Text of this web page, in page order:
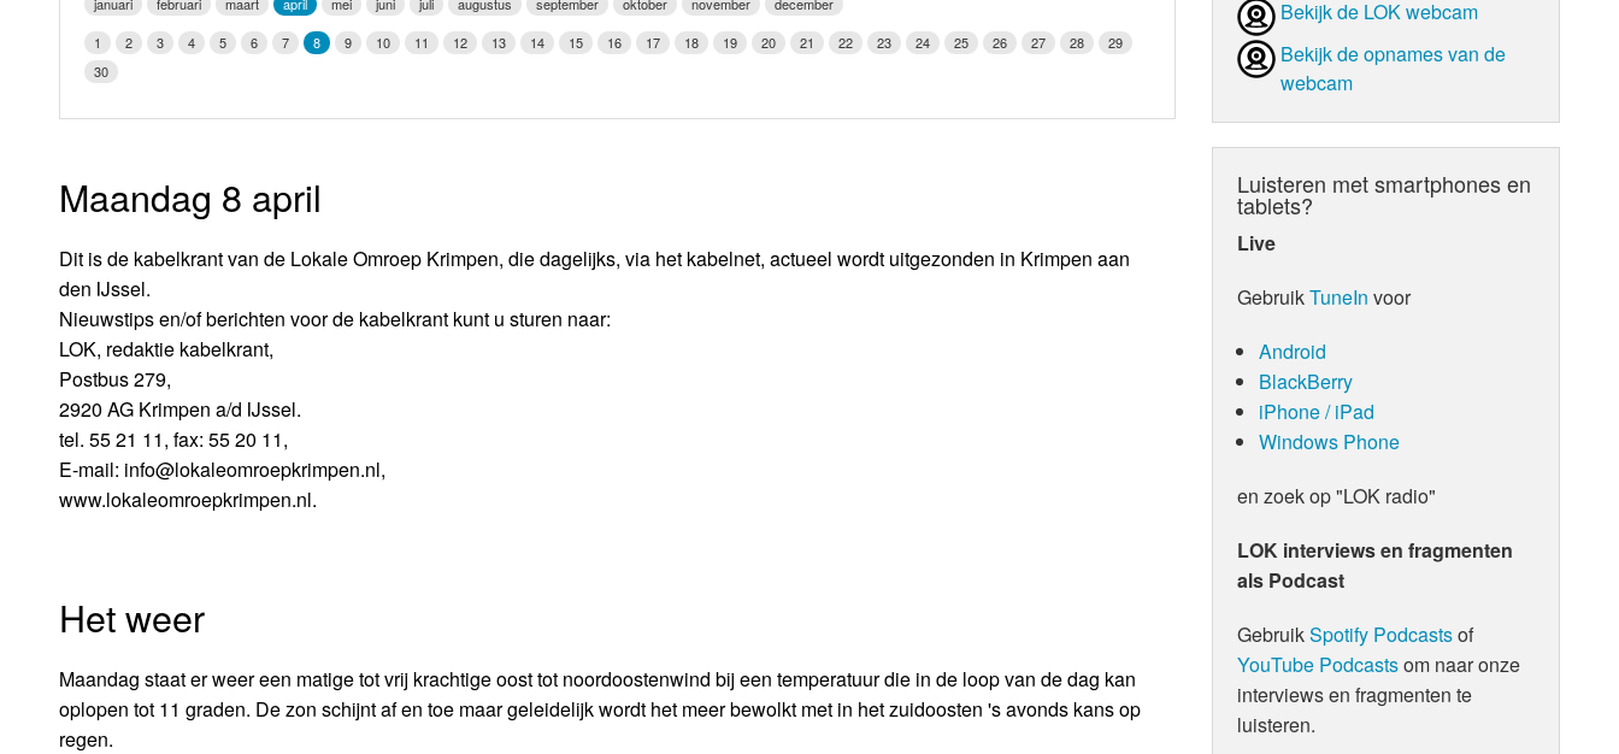
Vrijdag
LOK schijf
Weerman
1
2 3 4 5 6 7 8 9 10 11 12 13 14 15 16 17 18 19 20 21 22 23 24 25 26 27 28
29
30
Maandag 8 april
Dit is de kabelkrant van de Lokale Omroep Krimpen, die dagelijks, via het kabelnet, actueel wordt uitgezonden in Krimpen aan
den IJssel.
Nieuwstips en/of berichten voor de kabelkrant kunt u sturen naar:
LOK, redaktie kabelkrant,
Postbus 279,
2920 AG Krimpen a/d IJssel.
tel. 55 21 11, fax: 55 20 11,
E-mail: info@lokaleomroepkrimpen.nl,
www.lokaleomroepkrimpen.nl.
Het weer
Maandag staat er weer een matige tot vrij krachtige oost tot noordoostenwind bij een temperatuur die in de loop van de dag kan
oplopen tot 11 graden. De zon schijnt af en toe maar geleidelijk wordt het meer bewolkt met in het zuidoosten 's avonds kans op
regen.
Bekijk de LOK webcam
Bekijk de opnames van de
webcam
Luisteren met smartphones en
tablets?
Live
GebruikTuneIn voor
Android
BlackBerry
iPhone / iPad
Windows Phone
en zoek op "LOK radio"
LOK interviews en fragmenten
als Podcast
GebruikSpotify Podcastsof
YouTube Podcastsom naar onze
interviews en fragmenten te
luisteren.